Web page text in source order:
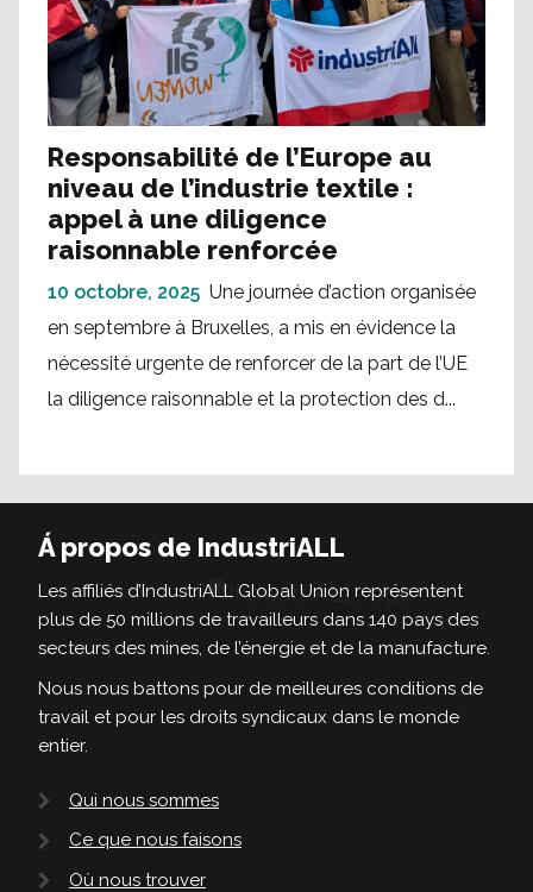
Responsabilité de l’Europe au
niveau de l’industrie textile :
appel à une diligence
raisonnable renforcée
10 octobre, 2025 Une journée d’action organisée
en septembre à Bruxelles, a mis en évidence la
nécessité urgente de renforcer de la part de l’UE
la diligence raisonnable et la protection des d...
Á propos de IndustriALL
Les affiliés d’IndustriALL Global Union représentent
plus de 50 millions de travailleurs dans 140 pays des
secteurs des mines, de l’énergie et de la manufacture.
Nous nous battons pour de meilleures conditions de
travail et pour les droits syndicaux dans le monde
entier.
Qui nous sommes
Ce que nous faisons
Où nous trouver